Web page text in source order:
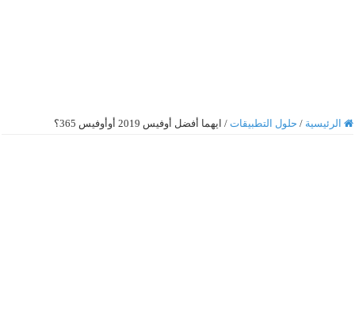
الرئيسية / حلول التطبيقات / ايهما أفضل أوفيس 2019 أوأوفيس 365؟